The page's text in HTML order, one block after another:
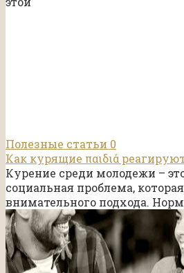
Полезные статьи 0
Как курящие παιδιά
Курение среди молодежи –
социальная проблема,
внимательного подхода.